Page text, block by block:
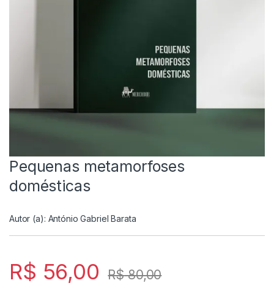
Pequenas metamorfoses
domésticas
Autor (a): António Gabriel Barata
R$ 56,00 R$80,00